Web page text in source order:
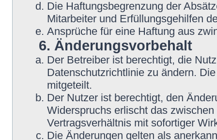
Die Haftungsbegrenzung der
Mitarbeiter und Erfüllungsgehilfen
Ansprüche für eine Haftung aus
6. Änderungsvorbehalt
Der Betreiber ist berechtigt, die
Datenschutzrichtlinie zu ändern.
mitgeteilt.
Der Nutzer ist berechtigt, den
Widerspruchs erlischt das
Vertragsverhältnis mit sofortiger
Die Änderungen gelten als